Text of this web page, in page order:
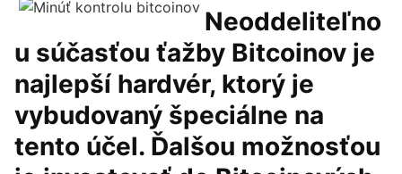
Neoddeliteľno
u súčasťou ťažby Bitcoinov je
najlepší hardvér, ktorý je
vybudovaný špeciálne na
tento účel. Ďalšou možnosťou